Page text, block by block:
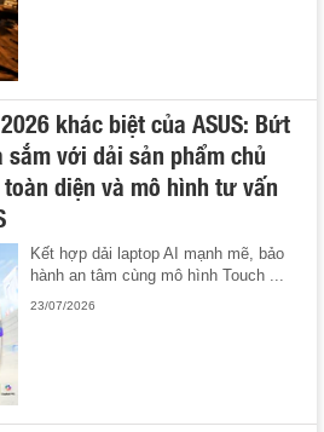
khác biệt của ASUS: Bứt
với dải sản phẩm chủ
diện và mô hình tư vấn
Kết hợp dải laptop AI mạnh mẽ, bảo
hành an tâm cùng mô hình Touch ...
23/07/2026